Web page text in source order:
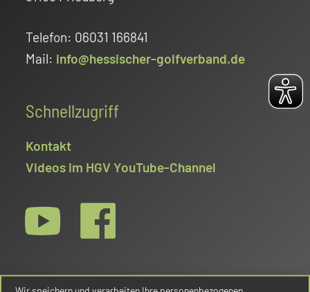
Telefon: 06031 166841
Mail: info@hessischer-golfverband.de
Schnellzugriff
Kontakt
Videos im HGV YouTube-Channel